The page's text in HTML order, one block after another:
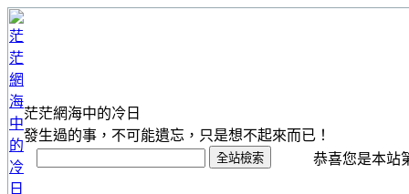
茫茫網海中的冷日
發生過的事，不可能遺忘，只是想不起來而已！
恭喜您是本站